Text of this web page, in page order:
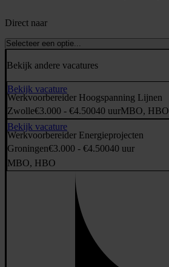
Direct naar
Selecteer een optie...
Bekijk andere vacatures
Werkvoorbereider Hoogspanning Lijnen
Zwolle€3.000 - €4.50040 uurMBO, HBO
Bekijk vacature
Werkvoorbereider Energieprojecten
Groningen€3.000 - €4.50040 uur
MBO, HBO
Bekijk vacature